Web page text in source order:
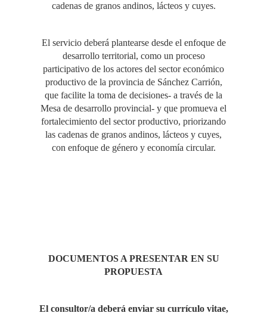
cadenas de granos andinos, lácteos y cuyes.
El servicio deberá plantearse desde el enfoque de
desarrollo territorial, como un proceso
participativo de los actores del sector económico
productivo de la provincia de Sánchez Carrión,
que facilite la toma de decisiones- a través de la
Mesa de desarrollo provincial- y que promueva el
fortalecimiento del sector productivo, priorizando
las cadenas de granos andinos, lácteos y cuyes,
con enfoque de género y economía circular.
DOCUMENTOS A PRESENTAR EN SU
PROPUESTA
El consultor/a deberá enviar su currículo vitae,